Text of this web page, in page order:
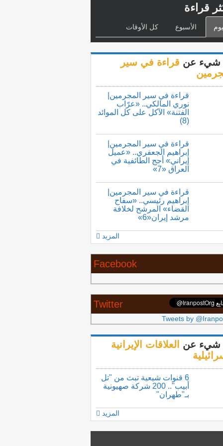
قراءة
الأسبوع كل الأوقات
شيء عن قراءة في سير
قراءة في سير المجرمين|
نوري المالكي.. «عرّاب
الفتنة» الآكل على كل الموائد
(8)
قراءة في سير المجرمين|
إبراهيم الجعفري.. «عميل
إيراني» أجج الطائفية في
العراق «7»
قراءة في سير المجرمين|
إبراهيم رئيسي.. «سفاح
القضاء» المرشح لخلافة
مرشد إيران«6»
المزيد
Facebook
Twitter
Tweets by
شيء عن
العلاقات الإيرانية
6 قنوات شيعية تبث من "تل
أبيب".. 200 شركة صهيونية
بـ"طهران"
المزيد